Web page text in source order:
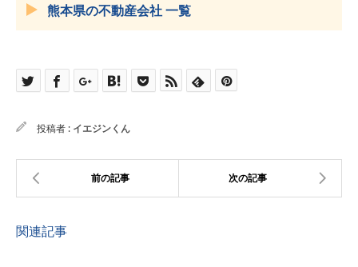
熊本県の不動産会社 一覧
投稿者 : イエジンくん
関連記事